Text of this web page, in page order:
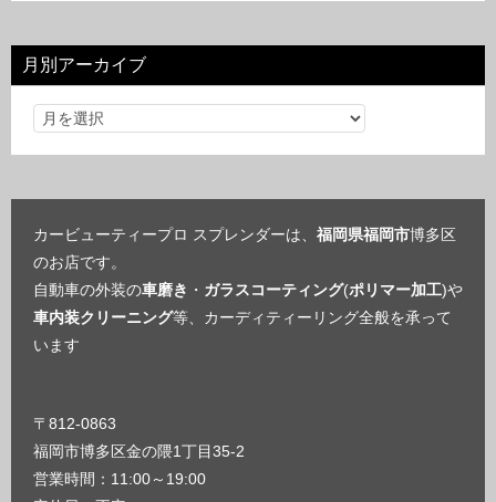
リ
ー
月別アーカイブ
カービューティープロ スプレンダーは、 福岡県福岡市博多区
のお店です。
自動車の外装の車磨き ・ ガラスコーティング(ポリマー加工)や
車内装クリーニング等、カーディティーリング全般を承って
います
〒812-0863
福岡市博多区金の隈1丁目35-2
営業時間：11:00～19:00